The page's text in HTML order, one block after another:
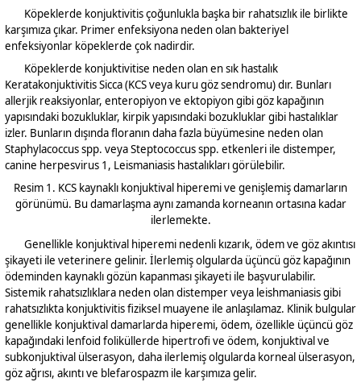
Köpeklerde konjuktivitis çoğunlukla başka bir rahatsızlık ile birlikte
karşımıza çıkar. Primer enfeksiyona neden olan bakteriyel
enfeksiyonlar köpeklerde çok nadirdir.
Köpeklerde konjuktivitise neden olan en sık hastalık
Keratakonjuktivitis Sicca (KCS veya kuru göz sendromu) dır. Bunları
allerjik reaksiyonlar, enteropiyon ve ektopiyon gibi göz kapağının
yapısındaki bozukluklar, kirpik yapısındaki bozukluklar gibi hastalıklar
izler. Bunların dışında floranın daha fazla büyümesine neden olan
Staphylacoccus spp. veya Steptococcus spp. etkenleri ile distemper,
canine herpesvirus 1, Leismaniasis hastalıkları görülebilir.
Resim 1 . KCS kaynaklı konjuktival hiperemi ve genişlemiş damarların
görünümü. Bu damarlaşma aynı zamanda korneanın ortasına kadar
ilerlemekte.
Genellikle konjuktival hiperemi nedenli kızarık, ödem ve göz akıntısı
şikayeti ile veterinere gelinir. İlerlemiş olgularda üçüncü göz kapağının
ödeminden kaynaklı gözün kapanması şikayeti ile başvurulabilir.
Sistemik rahatsızlıklara neden olan distemper veya leishmaniasis gibi
rahatsızlıkta konjuktivitis fiziksel muayene ile anlaşılamaz. Klinik bulgular
genellikle konjuktival damarlarda hiperemi, ödem, özellikle üçüncü göz
kapağındaki lenfoid foliküllerde hipertrofi ve ödem, konjuktival ve
subkonjuktival ülserasyon, daha ilerlemiş olgularda korneal ülserasyon,
göz ağrısı, akıntı ve blefarospazm ile karşımıza gelir.